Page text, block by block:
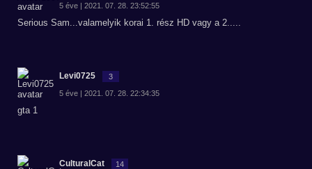
5 éve | 2021. 07. 28. 23:52:55
Serious Sam...valamelyik korai 1. rész HD vagy a 2.....
Levi0725 3
5 éve | 2021. 07. 28. 22:34:35
gta 1
CulturalCat 14